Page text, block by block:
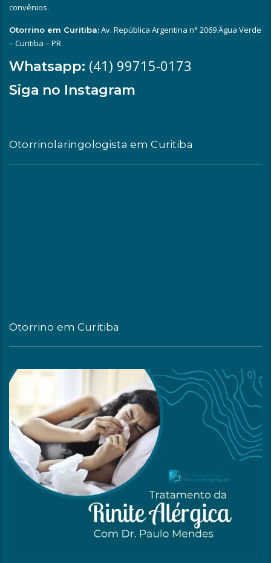
convênios.
Otorrino em Curitiba:Av. República Argentina n° 2069 Água Verde
– Curitiba – PR
Whatsapp: (41) 99715-0173
Siga no Instagram
Otorrinolaringologista em Curitiba
Otorrino em Curitiba